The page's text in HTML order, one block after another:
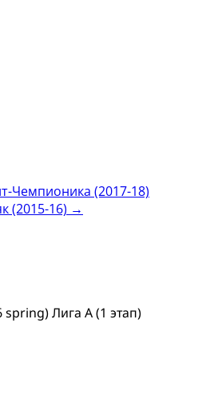
Чемпионика (2017-18)
(2015-16) →
spring) Лига А (1 этап)